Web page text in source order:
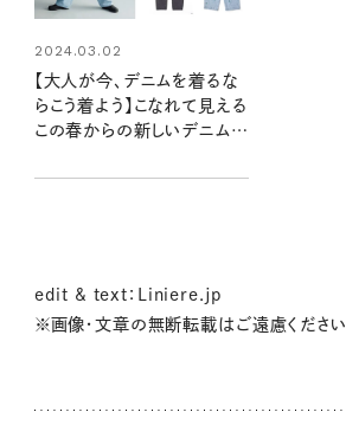
2024.03.02
【大人が今、デニムを着るな
らこう着よう】こなれて見える
この春からの新しいデニムス
edit & text：Liniere.jp
※画像・文章の無断転載はご遠慮ください